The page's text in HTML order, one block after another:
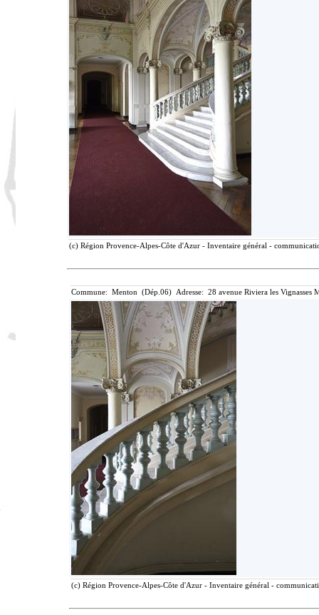
(c) Région Provence-Alpes-Côte d'Azur - Inventaire général -
Commune: Menton (Dép.06) Adresse: 28 avenue Riviera les
(c) Région Provence-Alpes-Côte d'Azur - Inventaire général -